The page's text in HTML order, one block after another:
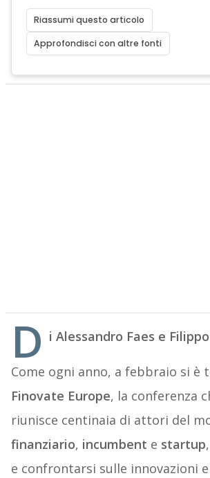
Riassumi questo articolo
Approfondisci con altre fonti
D i Alessandro Faes e
Come ogni anno, a febbraio si è
Finovate Europe, la conferenza
riunisce centinaia di attori del
finanziario, incumbent e startup
e confrontarsi sulle innovazioni